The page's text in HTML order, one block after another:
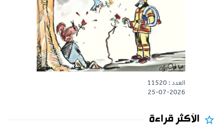
العدد : 11520
25-07-2026
الأكثر قراءة